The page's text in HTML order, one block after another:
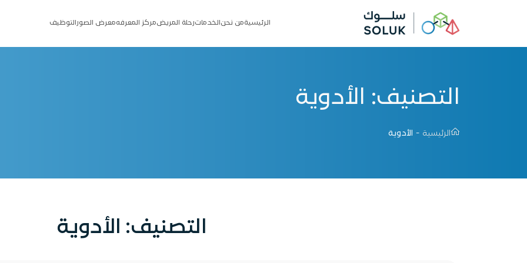
الرئيسيةمن نحن الخدماترحلة المريضمركز المعرفهمعرض الصور التوظيف
التصنيف: الأدوية
الرئيسية - الأدوية
التصنيف: الأدوية